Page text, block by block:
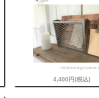
4,400円(税込)